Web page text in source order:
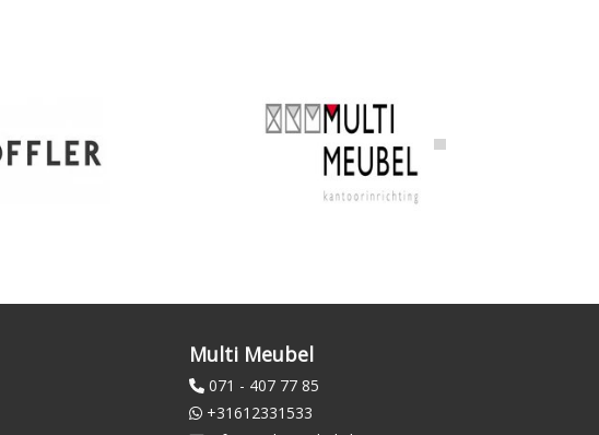
Multi Meubel
071 - 407 77 85
+31612331533